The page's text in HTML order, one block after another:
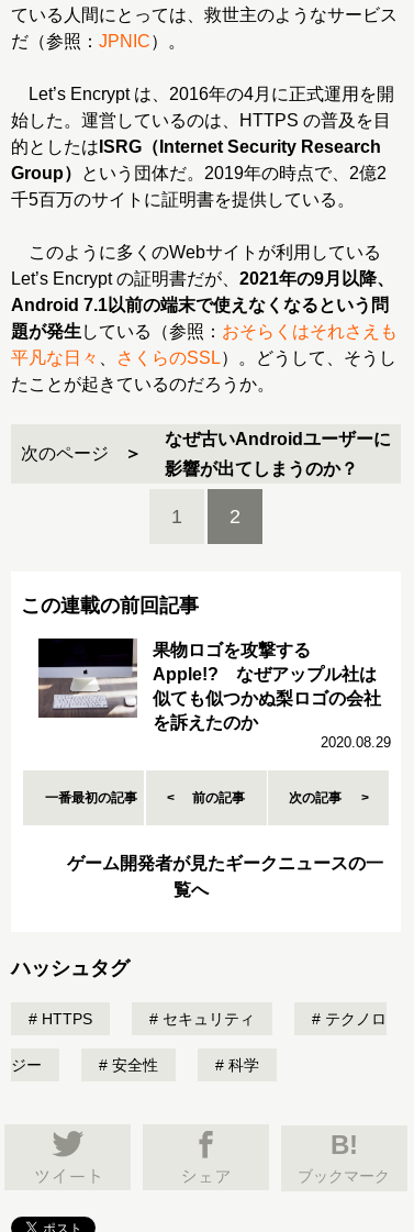
ている人間にとっては、救世主のようなサービス
だ（参照： JPNIC）。
Let’s Encrypt は、2016年の4月に正式運用を開
始した。運営しているのは、HTTPS の普及を目
的としたは ISRG（Internet Security Research
Group）
という団体だ。2019年の時点で、2億2
千5百万のサイトに証明書を提供している。
このように多くのWebサイトが利用している
Let’s Encrypt の証明書だが、 2021年の9月以降、
Android 7.1以前の端末で使えなくなるという問
題が発生 している（参照： おそらくはそれさえも
平凡な日々
さくらのSSL）。どうして、そうし
たことが起きているのだろうか。
次のページ
なぜ古いAndroidユーザーに
影響が出てしまうのか？
1 2
この連載の前回記事
果物ロゴを攻撃する
Apple!? なぜアップル社は
似ても似つかぬ梨ロゴの会社
を訴えたのか
2020.08.29
一番最初の記事 前の記事 次の記事
ゲーム開発者が見たギークニュースの一
覧へ
ハッシュタグ
HTTPS セキュリティ テクノロ
ジー 安全性 科学
B!
ブックマーク